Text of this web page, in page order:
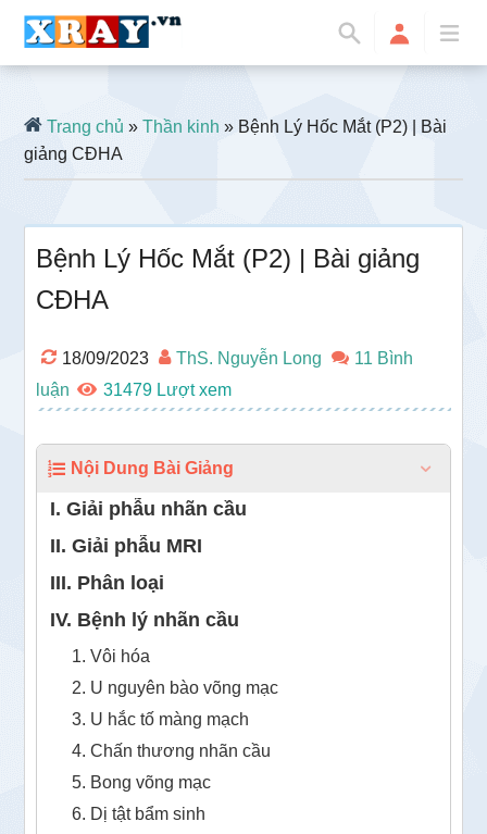
Trang chủ »Thần kinh » Bệnh Lý Hốc Mắt (P2) | Bài
giảng CĐHA
Bệnh Lý Hốc Mắt (P2) | Bài giảng
CĐHA
18/09/2023 ThS. Nguyễn Long
11 Bình
luận
31479
Nội Dung Bài Giảng
I. Giải phẫu nhãn cầu
II. Giải phẫu MRI
III. Phân loại
IV. Bệnh lý nhãn cầu
1. Vôi hóa
2. U nguyên bào võng mạc
3. U hắc tố màng mạch
4. Chấn thương nhãn cầu
5. Bong võng mạc
6. Dị tật bẩm sinh